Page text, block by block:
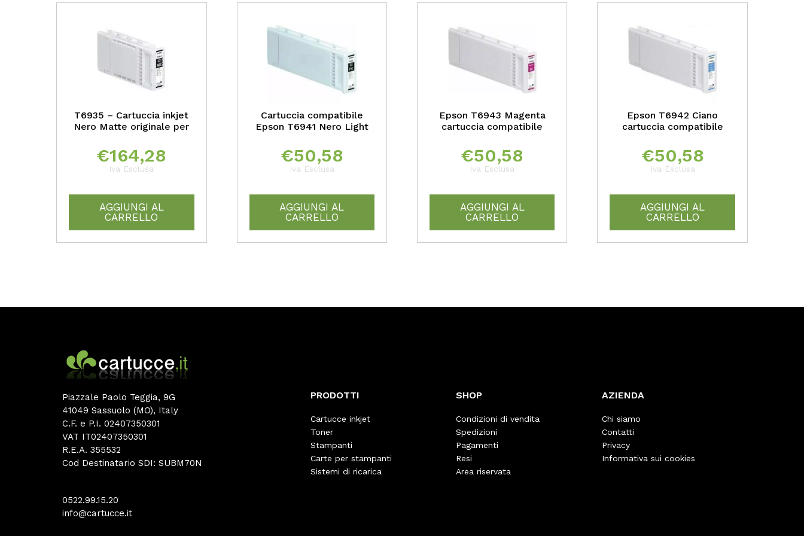
T6935 – Cartuccia inkjet
Nero Matte originale per
€164,28
Iva Esclusa
AGGIUNGI AL
CARRELLO
Cartuccia compatibile
Epson T6941 Nero Light
€50,58
Iva Esclusa
AGGIUNGI AL
CARRELLO
Epson T6943 Magenta
cartuccia compatibile
€50,58
Iva Esclusa
AGGIUNGI AL
CARRELLO
Epson T6942 Ciano
cartuccia compatibile
€50,58
Iva Esclusa
AGGIUNGI AL
CARRELLO
Piazzale Paolo Teggia, 9G
41049 Sassuolo (MO), Italy
C.F. e P.I. 02407350301
VAT IT02407350301
R.E.A. 355532
Cod Destinatario SDI: SUBM70N
0522.99.15.20
info@cartucce.it
PRODOTTI
Cartucce inkjet
Toner
Stampanti
Carte per stampanti
Sistemi di ricarica
SHOP
Condizioni di vendita
Spedizioni
Pagamenti
Resi
Area riservata
AZIENDA
Chi siamo
Contatti
Privacy
Informativa sui cookies